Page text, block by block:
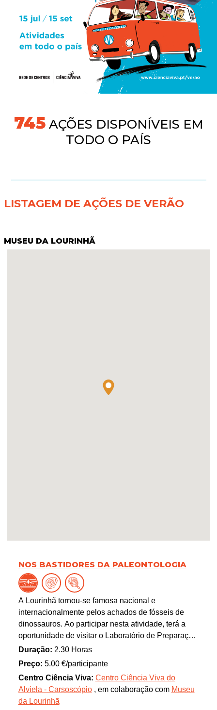
745AÇÕES DISPONÍVEIS EM
TODO O PAÍS
LISTAGEM DE AÇÕES DE VERÃO
MUSEU DA LOURINHÃ
NOS BASTIDORES DA PALEONTOLOGIA
A Lourinhã tornou-se famosa nacional e
internacionalmente pelos achados de fósseis de
dinossauros. Ao participar nesta atividade, terá a
oportunidade de visitar o Laboratório de Preparação
e Conservação de Fósseis do Museu da Lourinhã,
ficando assim a conhecer “os bastidores da
paleontologia”.
Quer saber o porquê de a Lourinhã ser apelidada de
"Capital dos Dinossauros? Junte-se ao Museu da
Lourinhã nesta atividade e descubra o que torna
Duração: 2.30 Horas
Preço: 5.00 €/participante
Centro Ciência Viva: Centro Ciência Viva do
Alviela - Carsoscópio, em colaboração com Museu
da Lourinhã